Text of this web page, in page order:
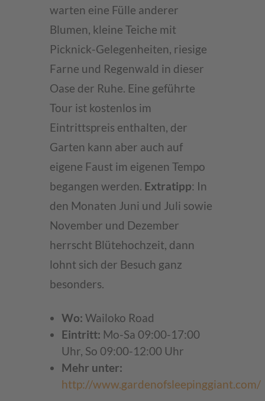
warten eine Fülle anderer
Blumen, kleine Teiche mit
Picknick-Gelegenheiten, riesige
Farne und Regenwald in dieser
Oase der Ruhe. Eine geführte
Tour ist kostenlos im
Eintrittspreis enthalten, der
Garten kann aber auch auf
eigene Faust im eigenen Tempo
begangen werden. Extratipp: In
den Monaten Juni und Juli sowie
November und Dezember
herrscht Blütehochzeit, dann
lohnt sich der Besuch ganz
besonders.
Wo: Wailoko Road
Eintritt: Mo-Sa 09:00-17:00
Uhr, So 09:00-12:00 Uhr
Mehr unter:
http://www.gardenofsleepinggiant.com/